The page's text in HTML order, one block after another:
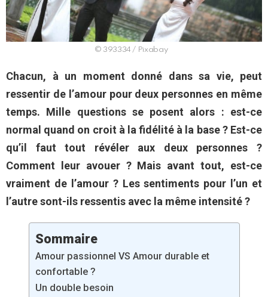
© 393334 / Pixabay
Chacun, à un moment donné dans sa vie, peut
ressentir de l’amour pour deux personnes en même
temps. Mille questions se posent alors : est-ce
normal quand on croit à la fidélité à la base ? Est-ce
qu’il faut tout révéler aux deux personnes ?
Comment leur avouer ? Mais avant tout, est-ce
vraiment de l’amour ? Les sentiments pour l’un et
l’autre sont-ils ressentis avec la même intensité ?
Sommaire
Amour passionnel VS Amour durable et
confortable ?
Un double besoin